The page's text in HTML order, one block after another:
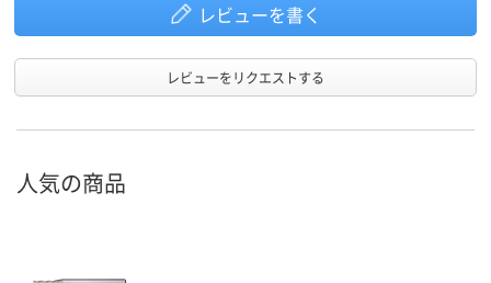
レビューを書く
レビューをリクエストする
人気の商品